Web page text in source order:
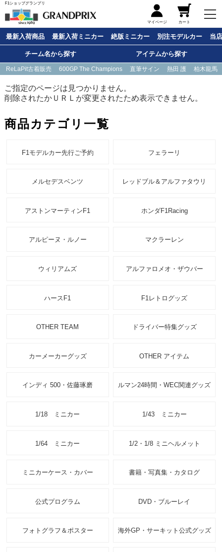
F1ショップグランプリ
マイページ カート
最新入荷商品 最新入荷ミニカー 絶版ミニカー 別注モデルカー 当
チーム名から探す アイテムから探す
ReLaPit古着販売 600GP The Champions 直筆サイン 熱田 護 柏木龍馬
ご指定のページは見つかりません。
削除されたかＵＲＬが変更されたため表示できません。
商品カテゴリ一覧
F1モデルカー先行ご予約 フェラーリ
メルセデスベンツ レッドブル＆アルファタウリ
アストンマーティンF1 ホンダF1Racing
アルピーヌ・ルノー マクラーレン
ウィリアムズ アルファロメオ・ザウバー
ハースF1 F1レトログッズ
OTHER TEAM ドライバー特集グッズ
カーメーカーグッズ OTHER アイテム
インディ 500・佐藤琢磨 ルマン24時間・WEC関連グッズ
1/18 ミニカー 1/43 ミニカー
1/64 ミニカー 1/2・1/8 ミニヘルメット
ミニカーケース・カバー 書籍・写真集・カタログ
公式プログラム DVD・ブルーレイ
フォトグラフ＆ポスター 海外GP・サーキット公式グッズ